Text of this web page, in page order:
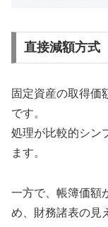
直接減額方式
固定資産の取得価
です。
処理が比較的シン
ます。
一方で、帳簿価額
め、財務諸表の見